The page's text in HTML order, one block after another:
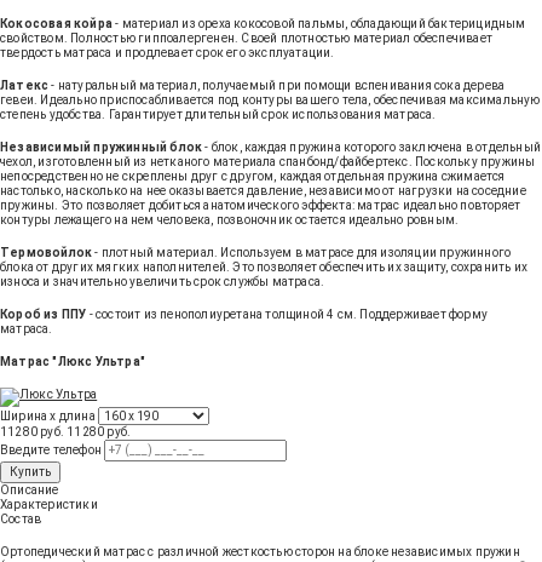
Кокосовая койра- материал из ореха кокосовой пальмы, обладающий бактерицидным
свойством. Полностью гиппоалергенен. Своей плотностью материал обеспечивает
твердость матраса и продлевает срок его эксплуатации.
Латекс - натуральный материал, получаемый при помощи вспенивания сока дерева
гевеи. Идеально приспосабливается под контуры вашего тела, обеспечивая максимальную
степень удобства. Гарантирует длительный срок использования матраса.
Независимый пружинный блок- блок, каждая пружина которого заключена в отдельный
чехол, изготовленный из нетканого материала спанбонд/файбертекс. Поскольку пружины
непосредственно не скреплены друг с другом, каждая отдельная пружина сжимается
настолько, насколько на нее оказывается давление, независимо от нагрузки на соседние
пружины. Это позволяет добиться анатомического эффекта: матрас идеально повторяет
контуры лежащего на нем человека, позвоночник остается идеально ровным.
Термовойлок- плотный материал. Используем в матрасе для изоляции пружинного
блока от других мягких наполнителей. Это позволяет обеспечить их защиту, сохранить их
износа и значительно увеличить срок службы матраса.
Короб из ППУ - состоит из пенополиуретана толщиной 4 см. Поддерживает форму
матраса.
Матрас "Люкс Ультра"
Ширина х длина
11280 руб. 11280 руб.
Введите телефон
Купить
Описание
Характеристики
Состав
Ортопедический матрас с различной жесткостью сторон на блоке независимых пружин